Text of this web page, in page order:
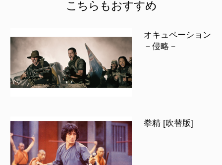
こちらもおすすめ
オキュペーション
－侵略－
拳精 [吹替版]